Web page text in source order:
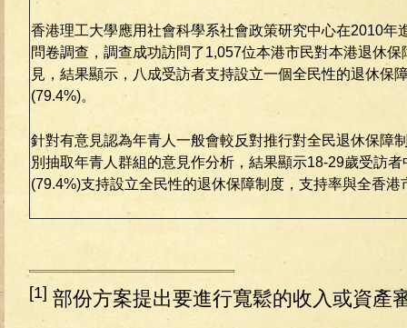
香港理工大學應用社會科學系社會政策研究中心在2010年
問卷調查，調查成功訪問了1,057位本港市民對本港退休保
見，結果顯示，八成受訪者支持設立一個全民性的退休保
(79.4%)。
針對有意見認為年青人一般會較反對推行對全民退休保障
別抽取年青人群組的意見作分析，結果顯示18-29歲受訪者
(79.4%)支持設立全民性的退休保障制度，支持率與全香港
[1] 部份方案提出要進行寬鬆的收入或資產